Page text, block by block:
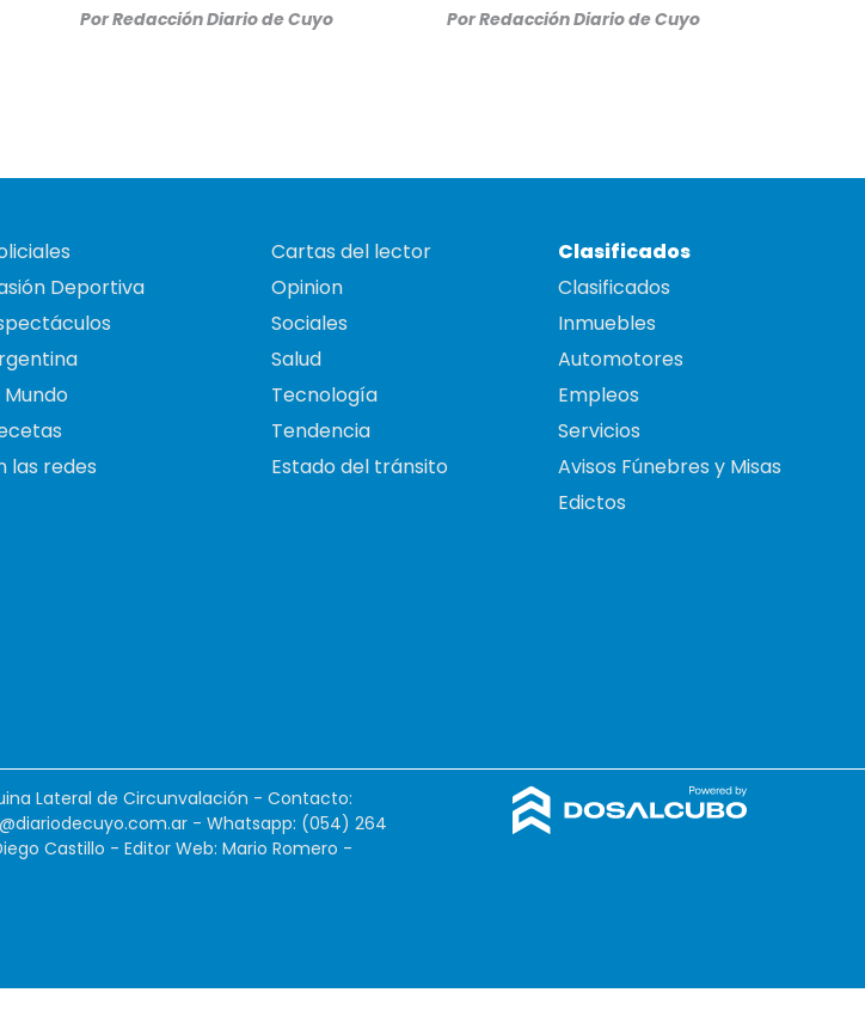
PorRedacción Diario de Cuyo PorRedacción Diario de Cuyo
Deportiva
Mundo
las redes
Cartas del lector
Opinion
Sociales
Salud
Tecnología
Tendencia
Estado del tránsito
Clasificados
Clasificados
Inmuebles
Automotores
Empleos
Servicios
Avisos Fúnebres y Misas
Edictos
Lateral de Circunvalación - Contacto:
- Whatsapp: (054) 264
Castillo - Editor Web: Mario Romero -